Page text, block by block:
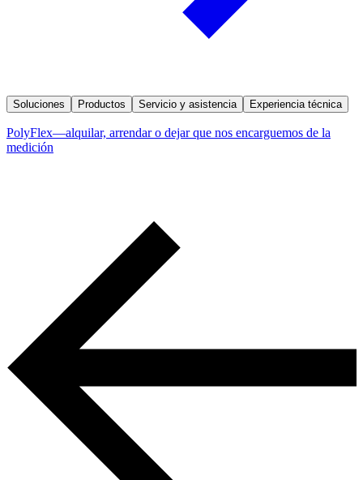
Soluciones Productos Servicio y asistencia Experiencia técnica
PolyFlex—alquilar, arrendar o dejar que nos encarguemos de la
medición